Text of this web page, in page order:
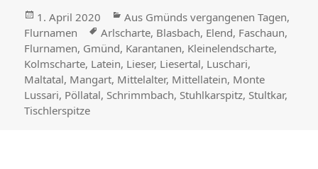
Veröffentlicht
am
1. April 2020 Kategorien
Aus Gmünds vergangenen Tagen,
Flurnamen
Stichwörter
Arlscharte, Blasbach, Elend, Faschaun,
Flurnamen, Gmünd, Karantanen, Kleinelendscharte,
Kolmscharte, Latein, Lieser, Liesertal, Luschari,
Maltatal, Mangart, Mittelalter, Mittellatein, Monte
Lussari, Pöllatal, Schrimmbach, Stuhlkarspitz, Stultkar,
Tischlerspitze